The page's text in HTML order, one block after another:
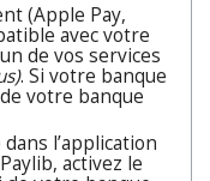
(Apple Pay,
avec votre
de vos services
. Si votre banque
votre banque
l’application
activez le